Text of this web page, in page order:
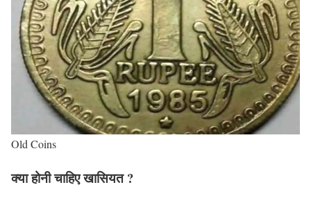
Old Coins
क्या होनी चाहिए खासियत ?